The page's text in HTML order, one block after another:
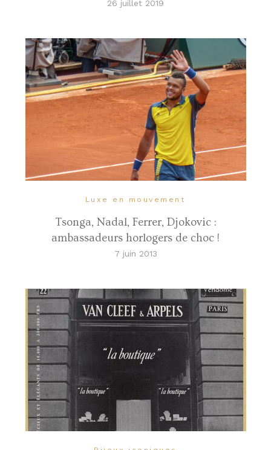
26 juillet 2019
Luxe en mouvement
Tsonga, Nadal, Ferrer, Djokovic :
ambassadeurs horlogers de choc !
7 juin 2013